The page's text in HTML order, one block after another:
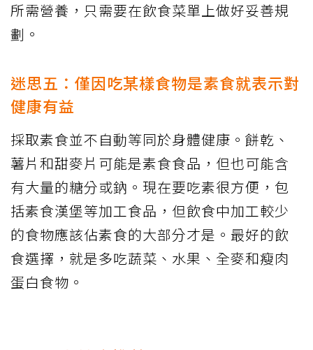
所需營養，只需要在飲食菜單上做好妥善規
劃。
迷思五：僅因吃某樣食物是素食就表示對
健康有益
採取素食並不自動等同於身體健康。餅乾、
薯片和甜麥片可能是素食食品，但也可能含
有大量的糖分或鈉。現在要吃素很方便，包
括素食漢堡等加工食品，但飲食中加工較少
的食物應該佔素食的大部分才是。最好的飲
食選擇，就是多吃蔬菜、水果、全麥和瘦肉
蛋白食物。